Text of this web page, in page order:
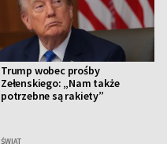
Trump wobec prośby
Zełenskiego: „Nam także
potrzebne są rakiety”
ŚWIAT